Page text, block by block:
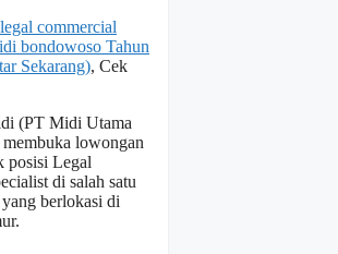
commercial
bondowoso Tahun
Sekarang), Cek
(PT Midi Utama
lowongan
posisi Legal
di salah satu
berlokasi di